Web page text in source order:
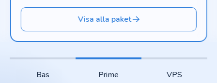
Visa alla paket
Bas Prime VPS